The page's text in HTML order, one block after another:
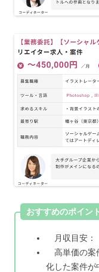
おすすめのポイント
月収目安：
高単価の案
化した案件が